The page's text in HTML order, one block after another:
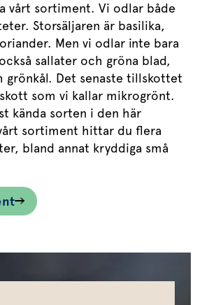
vårt sortiment. Vi odlar både
Storsäljaren är basilika,
Men vi odlar inte bara
sallater och gröna blad,
grönkål. Det senaste tillskottet
som vi kallar mikrogrönt.
kända sorten i den här
sortiment hittar du flera
bland annat kryddiga små